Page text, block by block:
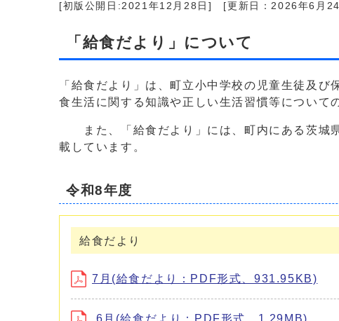
[初版公開日:2021年12月28日] [更新日：2026年6月
「給食だより」について
「給食だより」は、町立小中学校の児童生徒及
食生活に関する知識や正しい生活習慣等について
また、「給食だより」には、町内にある茨城県
載しています。
令和8年度
給食だより
7月(給食だより：PDF形式、931.95KB)
6月(給食だより：PDF形式、1.29MB)